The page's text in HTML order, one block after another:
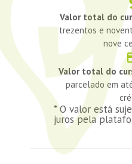
Valor total do
trezentos e
nove
Valor total do
parcelado em
* O valor está
juros pela